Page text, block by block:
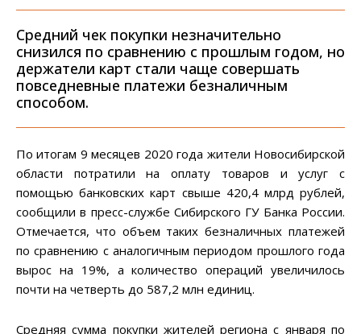
Средний чек покупки незначительно
снизился по сравнению с прошлым годом, но
держатели карт стали чаще совершать
повседневные платежи безналичным
способом.
По итогам 9 месяцев 2020 года жители Новосибирской
области потратили на оплату товаров и услуг с
помощью банковских карт свыше 420,4 млрд рублей,
сообщили в пресс-службе Сибирского ГУ Банка России.
Отмечается, что объем таких безналичных платежей
по сравнению с аналогичным периодом прошлого года
вырос на 19%, а количество операций увеличилось
почти на четверть до 587,2 млн единиц.
Средняя сумма покупки жителей региона с января по